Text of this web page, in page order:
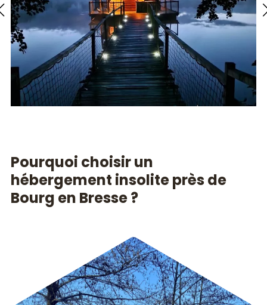
Pourquoi choisir un
hébergement insolite près de
Bourg en Bresse ?